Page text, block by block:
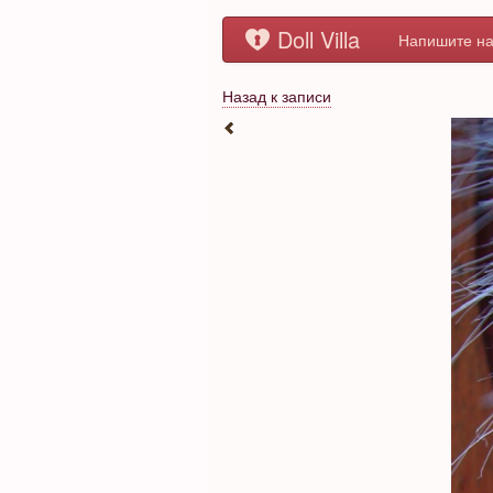
Doll Villa Напишите
Назад к записи